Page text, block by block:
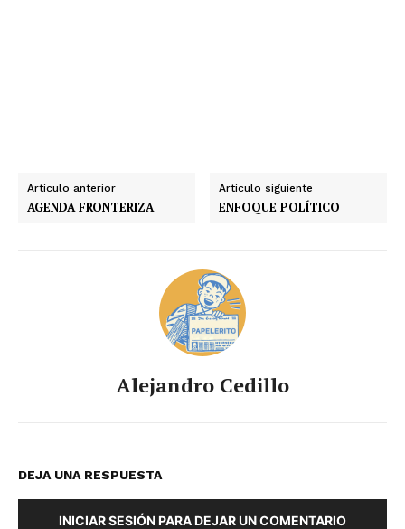
Artículo anterior
AGENDA FRONTERIZA
Artículo siguiente
ENFOQUE POLÍTICO
Alejandro Cedillo
DEJA UNA RESPUESTA
INICIAR SESIÓN PARA DEJAR UN COMENTARIO